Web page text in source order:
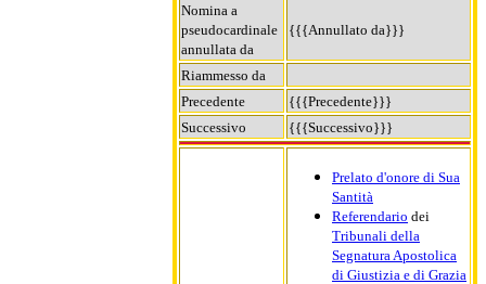
Nomina a
pseudocardinale
annullata da
{{{Annullato da}}}
Riammesso da
Precedente
{{{Precedente}}}
Successivo
{{{Successivo}}}
Prelato d'onore di Sua
Santità
Referendario dei
Tribunali della
Segnatura Apostolica
di Giustizia e di Grazia